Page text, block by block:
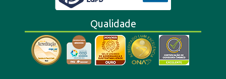
Qualidade